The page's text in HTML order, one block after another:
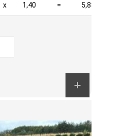
x 1,40 = 5,880